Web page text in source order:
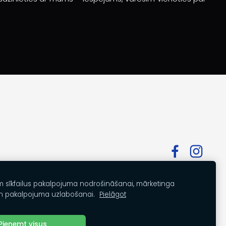
sīkfailus pakalpojuma nodrošināšanai, mārketinga
pakalpojuma uzlabošanai. Pielāgot